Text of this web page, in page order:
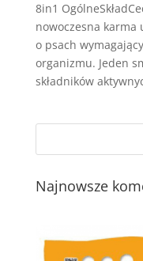
8in1
nowoczesna karma
o psach
organizmu. Jeden
składników
Najnowsze